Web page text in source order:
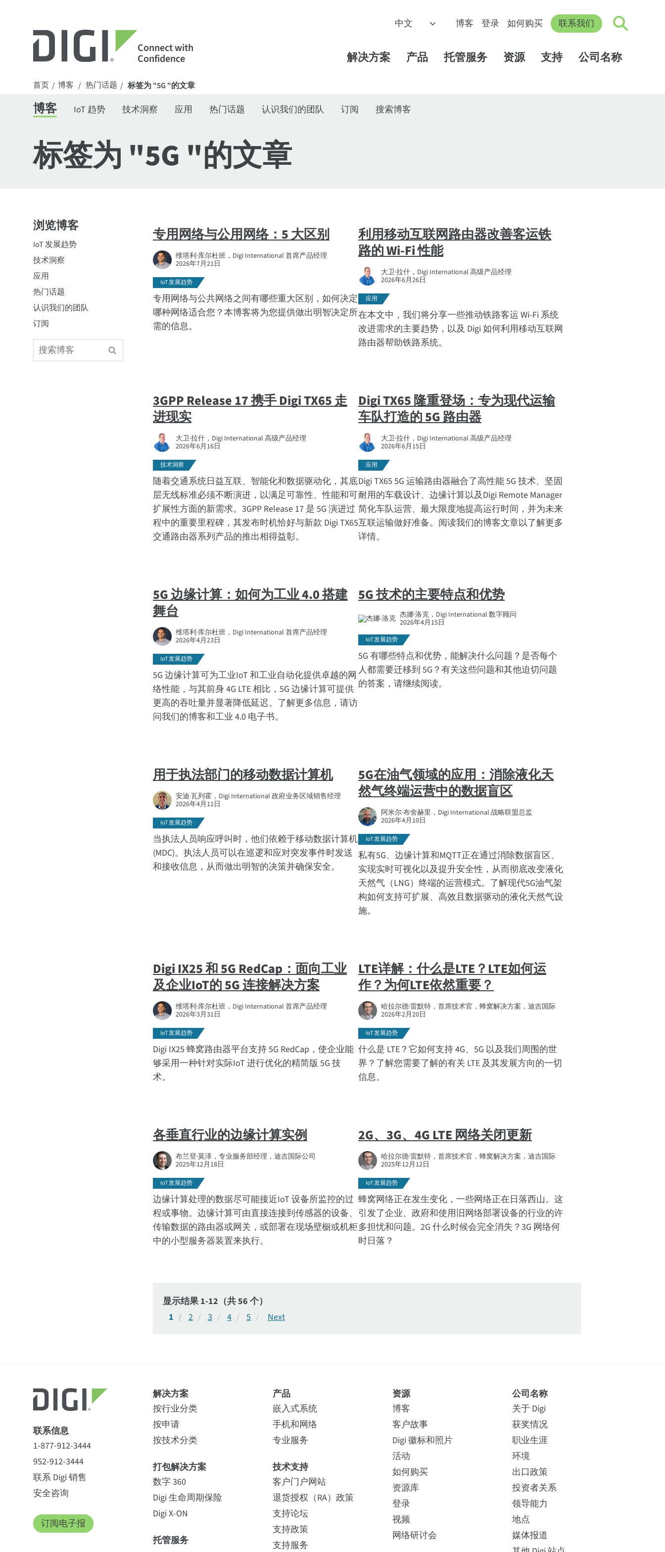
Connect with
Confidence
博客 登录 如何购买 联系我们
解决方案 产品 托管服务 资源 支持 公司名称
首页 / 博客 / 热门话题 / 标签为 "5G "的文章
博客 IoT 趋势 技术洞察 应用 热门话题 认识我们的团队 订阅 搜索博客
标签为 "5G "的文章
浏览博客
IoT 发展趋势
技术洞察
应用
热门话题
认识我们的团队
订阅
专用网络与公用网络：5 大区别
维塔利·库尔杜班，Digi International 首席产品经理
2026年7月21日
IoT 发展趋势
专用网络与公共网络之间有哪些重大区别，如何决定
哪种网络适合您？本博客将为您提供做出明智决定所
需的信息。
利用移动互联网路由器改善客运铁
路的 Wi-Fi 性能
大卫·拉什，Digi International 高级产品经理
2026年6月26日
应用
在本文中，我们将分享一些推动铁路客运 Wi-Fi 系统
改进需求的主要趋势，以及 Digi 如何利用移动互联网
路由器帮助铁路系统。
3GPP Release 17 携手 Digi TX65 走
进现实
大卫·拉什，Digi International 高级产品经理
2026年6月16日
技术洞察
随着交通系统日益互联、智能化和数据驱动化，其底
层无线标准必须不断演进，以满足可靠性、性能和可
扩展性方面的新需求。3GPP Release 17 是 5G 演进过
程中的重要里程碑，其发布时机恰好与新款 Digi TX65
交通路由器系列产品的推出相得益彰。
Digi TX65 隆重登场：专为现代运输
车队打造的 5G 路由器
大卫·拉什，Digi International 高级产品经理
2026年6月15日
应用
Digi TX65 5G 运输路由器融合了高性能 5G 技术、坚固
耐用的车载设计、边缘计算以及Digi Remote Manager
简化车队运营、最大限度地提高运行时间，并为未来
互联运输做好准备。阅读我们的博客文章以了解更多
详情。
5G 边缘计算：如何为工业 4.0 搭建
舞台
维塔利·库尔杜班，Digi International 首席产品经理
2026年4月23日
IoT 发展趋势
5G 边缘计算可为工业IoT 和工业自动化提供卓越的网
络性能，与其前身 4G LTE 相比，5G 边缘计算可提供
更高的吞吐量并显著降低延迟。了解更多信息，请访
问我们的博客和工业 4.0 电子书。
5G 技术的主要特点和优势
杰娜·洛克，Digi International 数字顾问
2026年4月15日
IoT 发展趋势
5G 有哪些特点和优势，能解决什么问题？是否每个
人都需要迁移到 5G？有关这些问题和其他迫切问题
的答案，请继续阅读。
用于执法部门的移动数据计算机
安迪·瓦列霍，Digi International 政府业务区域销售经理
2026年4月11日
IoT 发展趋势
当执法人员响应呼叫时，他们依赖于移动数据计算机
(MDC)。执法人员可以在巡逻和应对突发事件时发送
和接收信息，从而做出明智的决策并确保安全。
5G在油气领域的应用：消除液化天
然气终端运营中的数据盲区
阿米尔·布舍赫里，Digi International 战略联盟总监
2026年4月10日
IoT 发展趋势
私有5G、边缘计算和MQTT正在通过消除数据盲区、
实现实时可视化以及提升安全性，从而彻底改变液化
天然气（LNG）终端的运营模式。了解现代5G油气架
构如何支持可扩展、高效且数据驱动的液化天然气设
施。
Digi IX25 和 5G RedCap：面向工业
及企业IoT的 5G 连接解决方案
维塔利·库尔杜班，Digi International 首席产品经理
2026年3月31日
IoT 发展趋势
Digi IX25 蜂窝路由器平台支持 5G RedCap，使企业能
够采用一种针对实际IoT 进行优化的精简版 5G 技
术。
LTE详解：什么是LTE？LTE如何运
作？为何LTE依然重要？
哈拉尔德·雷默特，首席技术官，蜂窝解决方案，迪吉国际
2026年2月20日
IoT 发展趋势
什么是 LTE？它如何支持 4G、5G 以及我们周围的世
界？了解您需要了解的有关 LTE 及其发展方向的一切
信息。
各垂直行业的边缘计算实例
布兰登·莫泽，专业服务部经理，迪吉国际公司
2025年12月18日
IoT 发展趋势
边缘计算处理的数据尽可能接近IoT 设备所监控的过
程或事物。边缘计算可由直接连接到传感器的设备、
传输数据的路由器或网关，或部署在现场壁橱或机柜
中的小型服务器装置来执行。
2G、3G、4G LTE 网络关闭更新
哈拉尔德·雷默特，首席技术官，蜂窝解决方案，迪吉国际
2025年12月12日
IoT 发展趋势
蜂窝网络正在发生变化，一些网络正在日落西山。这
引发了企业、政府和使用旧网络部署设备的行业的许
多担忧和问题。2G 什么时候会完全消失？3G 网络何
时日落？
显示结果 1-12（共 56 个）
1
2 3 4 5
联系信息
1-877-912-3444
952-912-3444
联系 Digi 销售
安全咨询
订阅电子报
解决方案
按行业分类
按申请
按技术分类
打包解决方案
数字 360
Digi 生命周期保险
Digi X-ON
托管服务
产品
嵌入式系统
手机和网络
专业服务
技术支持
客户门户网站
退货授权（RA）政策
支持论坛
支持政策
支持服务
资源
博客
客户故事
Digi 徽标和照片
活动
如何购买
资源库
登录
视频
网络研讨会
公司名称
关于 Digi
获奖情况
职业生涯
环境
出口政策
投资者关系
领导能力
地点
媒体报道